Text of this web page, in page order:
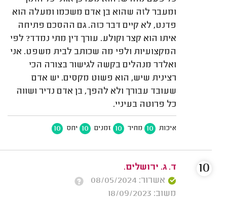
ומעבר לזה שהוא בן אדם משכמו ומעלה הוא
פדנט, לא קיים דבר כזה. גם ההסכם פתיחה
איתו הוא קצר וקולע. עורך דין מתי נמדד? לפי
המקצועיות ולפי מה שכותב לבית משפט. אני
ואלדר מנהלים בקשה לגישור בצורה הכי
רצינית שיש, הוא פשוט מקסים. יש אדם
שעובד עבורך ולא להפך, בן אדם נדיר ושווה
כל פרוטה בעיניי.
איכות 10 מחיר 10 זמנים 10 יחס 10
ד. ג. ירושלים.
אשרור: 08/05/2024
משוב: 18/09/2023
10